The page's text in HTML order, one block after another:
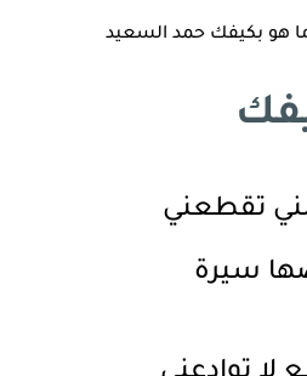
هو بكيفك حمد السعيد
تقطعني
سيرة